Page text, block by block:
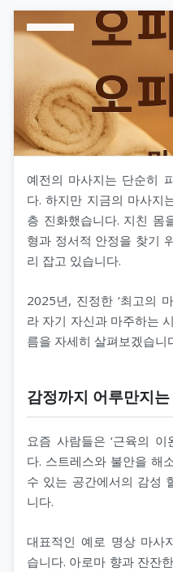
예전의 마사지는 단순히
다. 하지만 지금의 마사지
층 진화했습니다. 지친 몸
형과 정서적 안정을 찾기
리 잡고 있습니다.
2025년, 진정한 ‘최고의
라 자기 자신과 마주하는
름을 자세히 살펴보겠습니
감정까지 어루만지는
요즘 사람들은 ‘근육의 이
다. 스트레스와 불안을 해
수 있는 공간에서의 감성
니다.
대표적인 예로 명상 마
습니다. 아로마 향과 잔잔